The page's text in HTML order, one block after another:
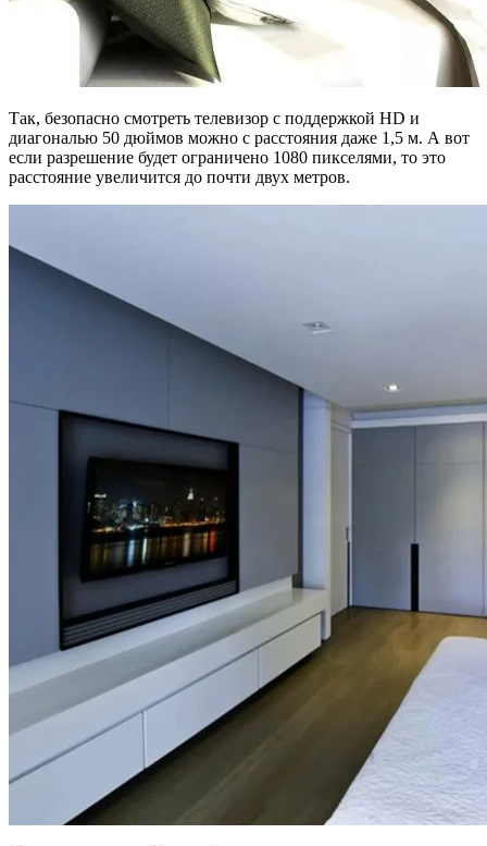
Так, безопасно смотреть телевизор с поддержкой HD и
диагональю 50 дюймов можно с расстояния даже 1,5 м. А вот
если разрешение будет ограничено 1080 пикселями, то это
расстояние увеличится до почти двух метров.